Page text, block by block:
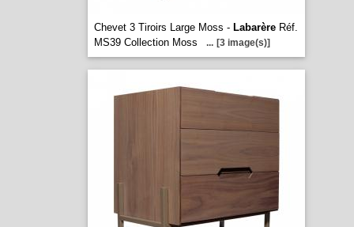
Chevet 3 Tiroirs Large Moss - LabarèreRéf.
MS39 Collection Moss
... [3 image(s)]